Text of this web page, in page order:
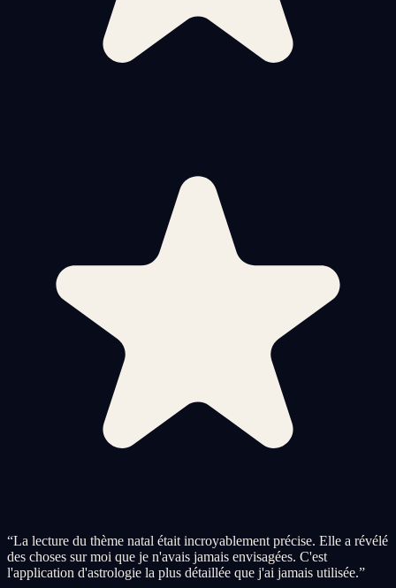
“La lecture du thème natal était incroyablement précise. Elle a révélé
des choses sur moi que je n'avais jamais envisagées. C'est
l'application d'astrologie la plus détaillée que j'ai jamais utilisée.”